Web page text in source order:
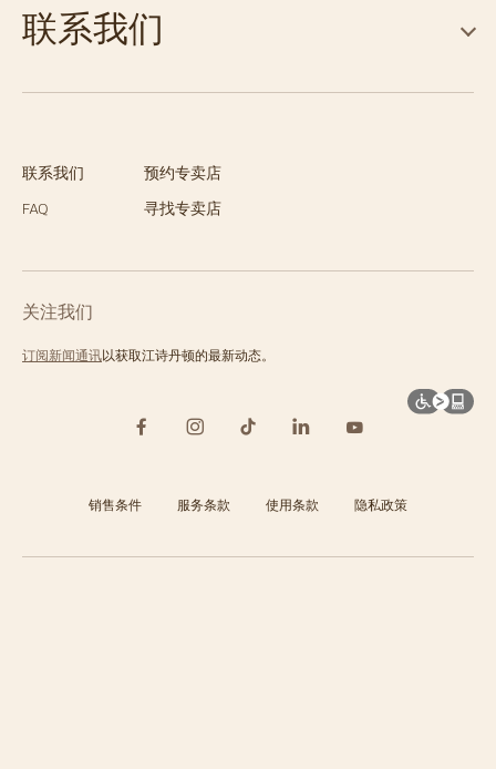
联系我们
预约专卖店
FAQ
寻找专卖店
关注我们
订阅新闻通讯以获取江诗丹顿的最新动态。
联系我们
销售条件 服务条款 使用条款 隐私政策